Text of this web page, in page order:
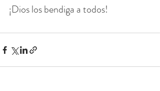
¡Dios los bendiga a todos!